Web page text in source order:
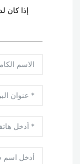
إذا كان